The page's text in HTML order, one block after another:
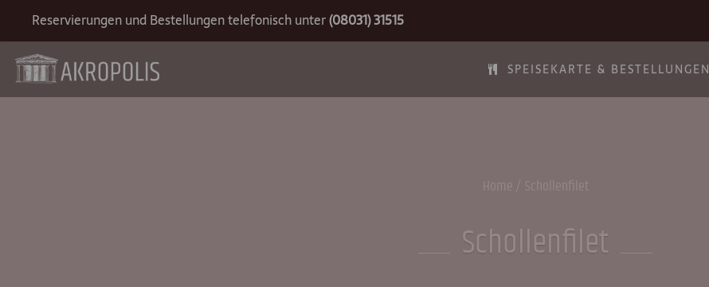
Reservierungen und Bestellungen telefonisch unter(08031) 31515
SPEISEKARTE & BESTELLUNGEN
Home Schollenfilet
Schollenfilet